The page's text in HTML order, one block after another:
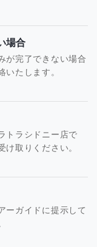
場合
が完了できない場合
いたします。
トラシドニー店で
け取りください。
ーガイドに提示して